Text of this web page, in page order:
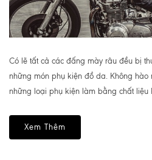
Có lẽ tất cả các đấng mày râu đều bị
những món phụ kiện đồ da. Không
những loại phụ kiện làm bằng chất liệu
Xem Thêm